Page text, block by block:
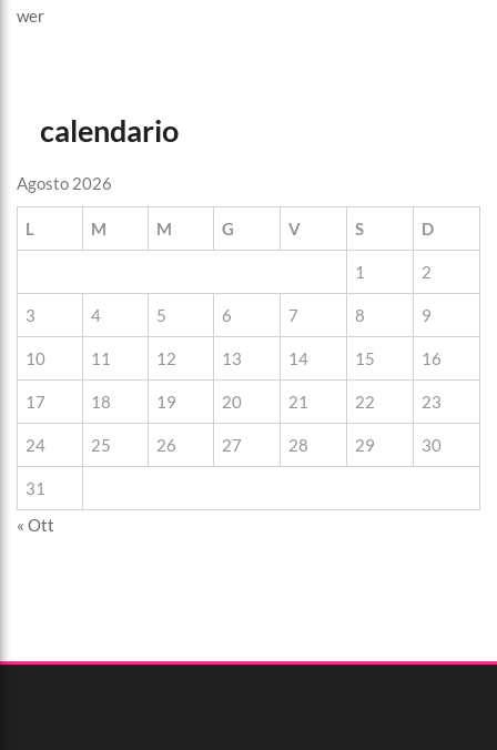
wer
calendario
Agosto 2026
L M M G V S D
1 2
3 4 5 6 7 8 9
10 11 12 13 14 15 16
17 18 19 20 21 22 23
24 25 26 27 28 29 30
31
« Ott